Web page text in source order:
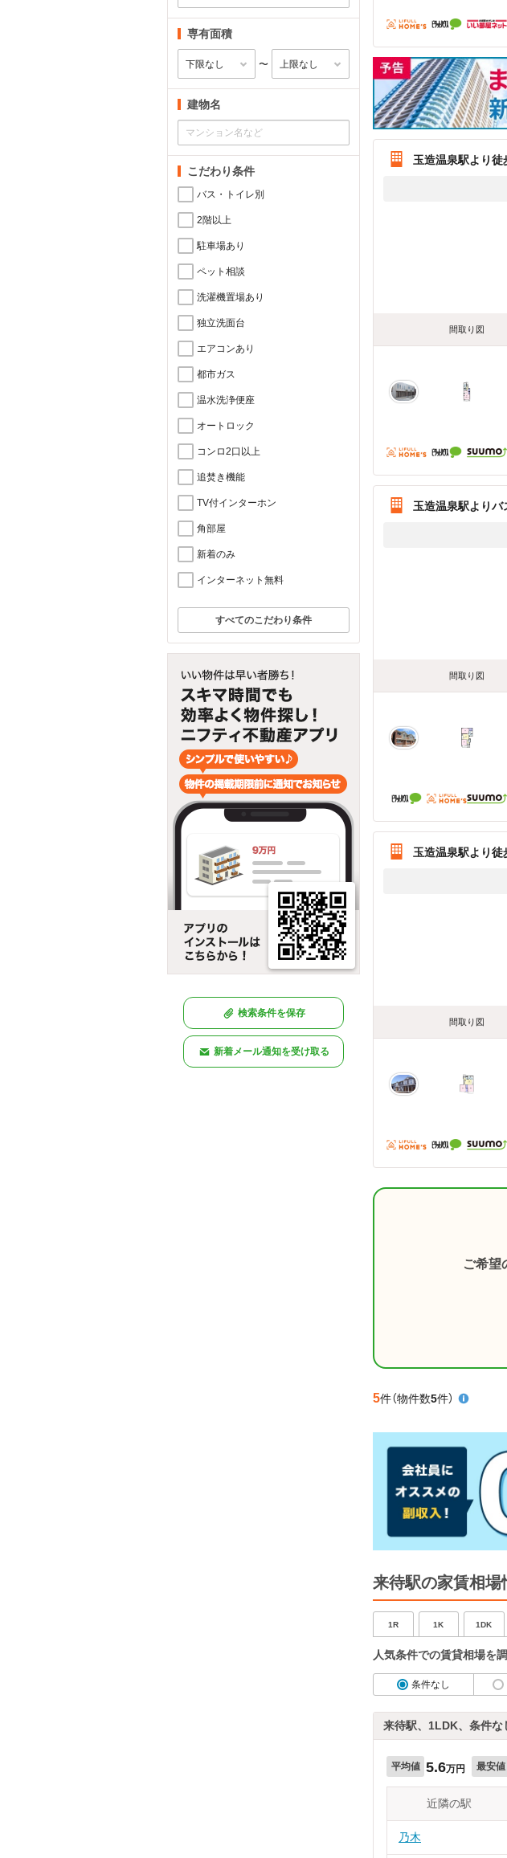
専有面積
〜
建物名
こだわり条件
バス・トイレ別
2階以上
駐車場あり
ペット相談
洗濯機置場あり
独立洗面台
エアコンあり
都市ガス
温水洗浄便座
オートロック
コンロ2口以上
追焚き機能
TV付インターホン
角部屋
新着のみ
インターネット無料
すべてのこだわり条件
検索条件を保存
新着メール通知を受け取る
玉造温泉駅より
間取り図
玉造温泉駅より
間取り図
玉造温泉駅より
間取り図
ご希望
5件（物件数5件）
来待駅の家賃相場
1R 1K 1DK
人気条件での賃貸相場を
条件なし
来待駅、1LDK、条件な
平均値 5.6万円 最安値
近隣の駅
乃木